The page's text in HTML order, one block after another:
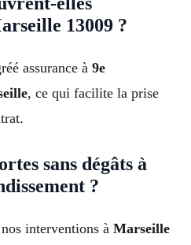
13009 ?
assurance à 9e
, ce qui facilite la prise
sans dégâts à
?
interventions à Marseille